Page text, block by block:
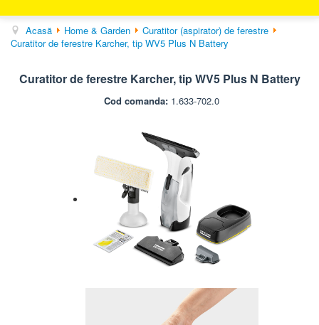
HOME & GARDEN
PROMOTII
Acasă Home & Garden
Curatitor (aspirator) de ferestre
Curatitor de ferestre Karcher, tip WV5 Plus N Battery
Curatitor de ferestre Karcher, tip WV5 Plus N Battery
Cod comanda: 1.633-702.0